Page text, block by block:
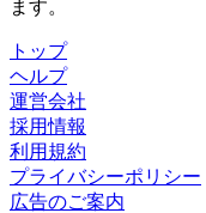
ます。
トップ
ヘルプ
運営会社
採用情報
利用規約
プライバシーポリシー
広告のご案内